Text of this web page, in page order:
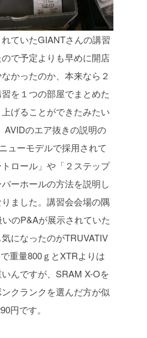
ていたGIANTさんの講習
で予定よりも早めに開店
かったのか、本来なら２
を１つの部屋でまとめた
げることができたみたい
AVIDのエア抜きの説明の
ューモデルで採用されて
ロール」や「２ステップ
ーホールの方法を説明し
ました。講習会会場の隅
のP&Aが展示されていた
になったのがTRUVATIV
重量800ｇとXTRよりは
んですが、SRAM X-Oを
クランクを選んだ方が似
円です。